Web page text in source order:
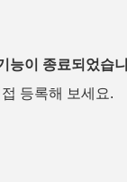
능이 종료되었습
등록해 보세요.